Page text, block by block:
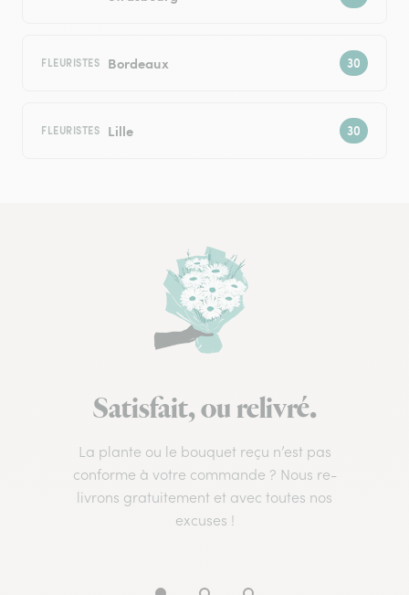
FLEURISTES Bordeaux
FLEURISTES Lille
Satisfait, ou relivré.
La plante ou le bouquet reçu n’est pas
conforme à votre commande ? Nous re-
livrons gratuitement et avec toutes nos
excuses !